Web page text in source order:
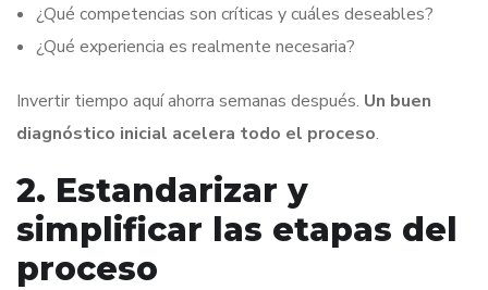
¿Qué competencias son críticas y cuáles deseables?
¿Qué experiencia es realmente necesaria?
Invertir tiempo aquí ahorra semanas después. Un buen
diagnóstico inicial acelera todo el proceso.
2. Estandarizar y
simplificar las etapas del
proceso